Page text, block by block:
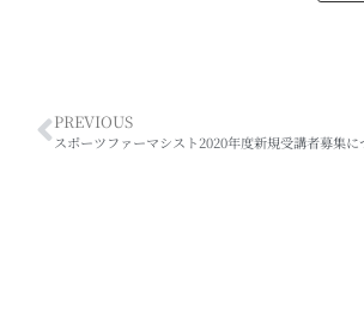
PREVIOUS
スポーツファーマシスト2020年度新規受講者募集に